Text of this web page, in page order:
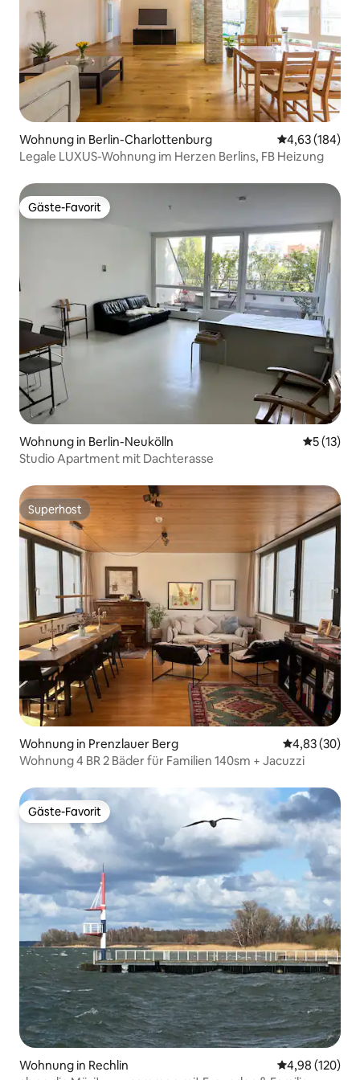
Wohnung in Berlin-Charlottenburg
4,63 (184)
Legale LUXUS-Wohnung im Herzen Berlins, FB Heizung
Gäste-Favorit
Gäste-Favorit
Wohnung in Berlin-Neukölln
5 (13)
Studio Apartment mit Dachterasse
Superhost
Superhost
Wohnung in Prenzlauer Berg
4,83 (30)
Wohnung 4 BR 2 Bäder für Familien 140sm + Jacuzzi
Gäste-Favorit
Gäste-Favorit
Wohnung in Rechlin
4,98 (120)